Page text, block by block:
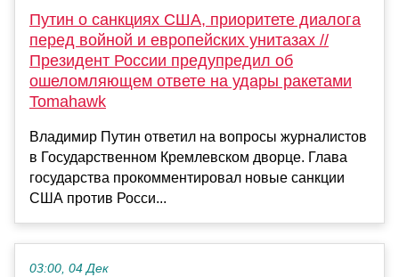
Путин о санкциях США, приоритете диалога
перед войной и европейских унитазах //
Президент России предупредил об
ошеломляющем ответе на удары ракетами
Tomahawk
Владимир Путин ответил на вопросы журналистов
в Государственном Кремлевском дворце. Глава
государства прокомментировал новые санкции
США против Росси...
03:00, 04 Дек